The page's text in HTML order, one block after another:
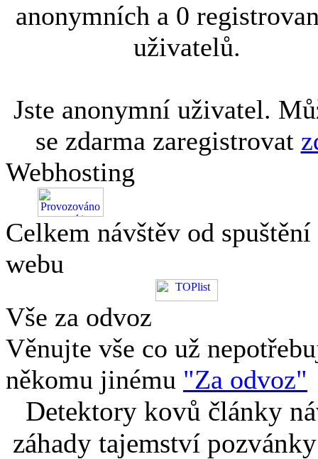
anonymních a 0
uživatelů.
Jste anonymní uživatel.
se zdarma zaregistrovat
Webhosting
Celkem návštěv od spuštění
webu
Vše za odvoz
Věnujte vše co už
někomu jinému "Za odvoz"
Detektory kovů články
záhady tajemství